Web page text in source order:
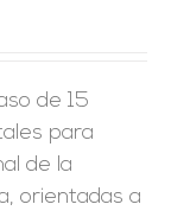
de 15
para
de la
orientadas a